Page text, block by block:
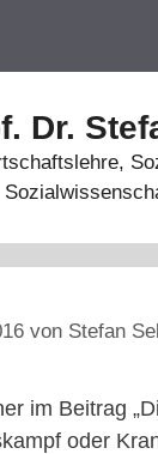
Dr.
von Stefan
im Beitrag
oder